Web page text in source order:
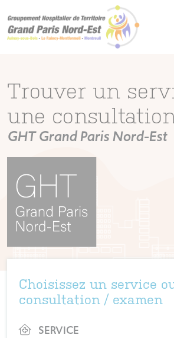
Trouver un
une consultation
GHT Grand Paris Nord-Est
Choisissez un service
consultation / examen
SERVICE
Panneau de gestion des cookies